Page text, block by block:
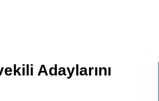
Adaylarını